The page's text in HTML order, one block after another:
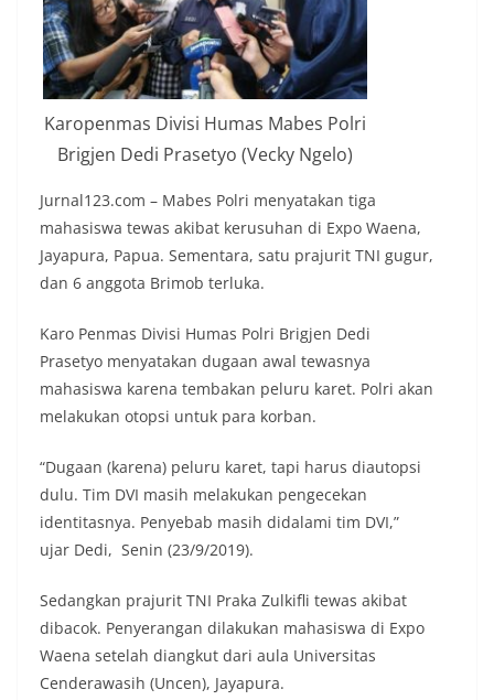
Karopenmas Divisi Humas Mabes Polri
Brigjen Dedi Prasetyo (Vecky Ngelo)
Jurnal123.com – Mabes Polri menyatakan tiga
mahasiswa tewas akibat kerusuhan di Expo Waena,
Jayapura, Papua. Sementara, satu prajurit TNI gugur,
dan 6 anggota Brimob terluka.
Karo Penmas Divisi Humas Polri Brigjen Dedi
Prasetyo menyatakan dugaan awal tewasnya
mahasiswa karena tembakan peluru karet. Polri akan
melakukan otopsi untuk para korban.
“Dugaan (karena) peluru karet, tapi harus diautopsi
dulu. Tim DVI masih melakukan pengecekan
identitasnya. Penyebab masih didalami tim DVI,”
ujar Dedi, Senin (23/9/2019).
Sedangkan prajurit TNI Praka Zulkifli tewas akibat
dibacok. Penyerangan dilakukan mahasiswa di Expo
Waena setelah diangkut dari aula Universitas
Cenderawasih (Uncen), Jayapura.